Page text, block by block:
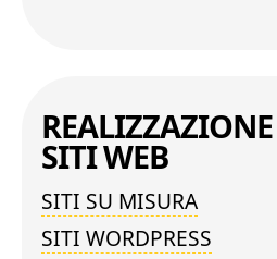
REALIZZAZIONE
SITI WEB
SITI SU MISURA
SITI WORDPRESS